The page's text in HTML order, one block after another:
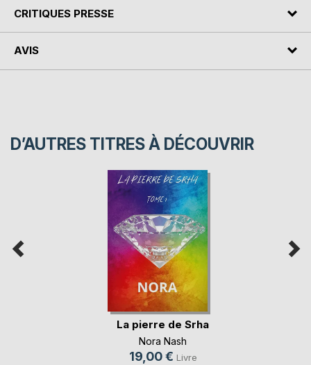
CRITIQUES PRESSE
AVIS
D’AUTRES TITRES À DÉCOUVRIR
La pierre de Srha
Nora Nash
19,00 € Livre